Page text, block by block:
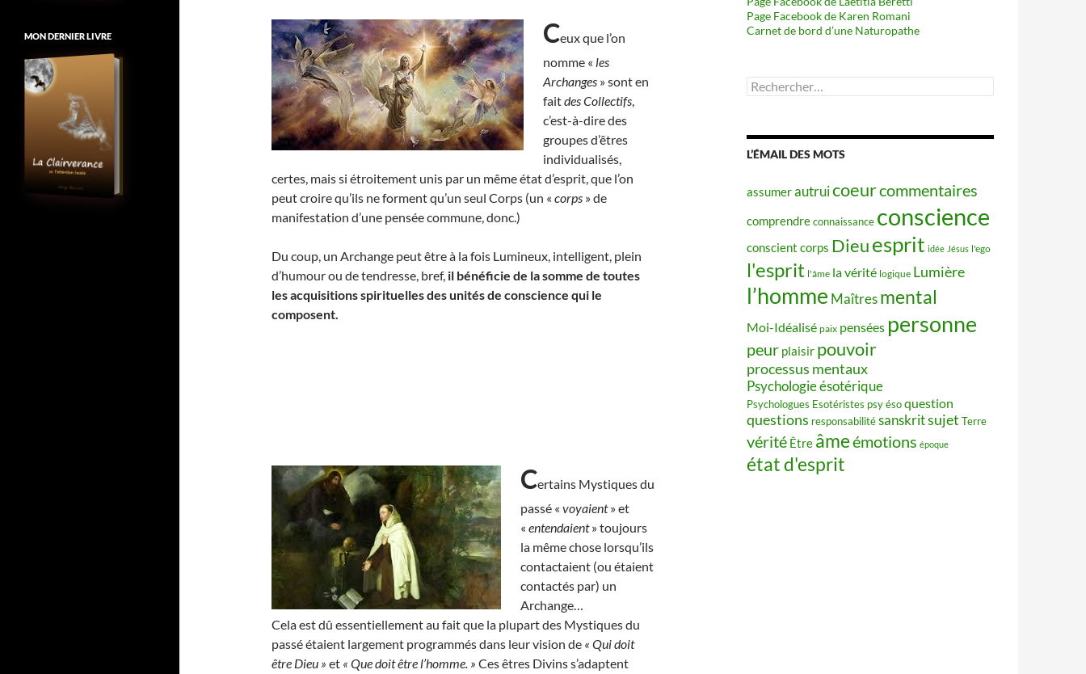
Ceux que l’on
nomme « les
Archanges » sont en
faitdes Collectifs,
c’est-à-dire des
groupes d’êtres
individualisés,
certes, mais si étroitement unis par un même état d’esprit, que l’on
peut croire qu’ils ne forment qu’un seul Corps (un « corps » de
manifestation d’une pensée commune, donc.)
Du coup, un Archange peut être à la fois Lumineux, intelligent, plein
d’humour ou de tendresse, bref, il bénéficie de la somme de toutes
les acquisitions spirituelles des unités de conscience qui le
composent.
Certains Mystiques du
passé « voyaient» et
« entendaient» toujours
la même chose lorsqu’ils
contactaient (ou étaient
contactés par) un
Archange…
Cela est dû essentiellement au fait que la plupart des Mystiques du
passé étaient largement programmés dans leur vision de « Qui doit
être Dieu » et « Que doit être l’homme. » Ces êtres Divins s’adaptent
Page Facebook de Karen Romani
Carnet de bord d’une Naturopathe
Rechercher :
L’ÉMAIL DES MOTS
assumerautruicoeurcommentaires
comprendreconnaissance conscience
conscient corps Dieuesprit idée Jésus l'ego
l'esprit l'âme la vérité logique Lumière
l’homme Maîtres mental
Moi-Idéalisé paix pensées personne
peur plaisir pouvoir
processus mentaux
Psychologie ésotérique
Psychologues Esotéristes psy ésoquestion
questions responsabilitésanskritsujet Terre
vérité Être âmeémotions époque
état d'esprit
MON DERNIER LIVRE